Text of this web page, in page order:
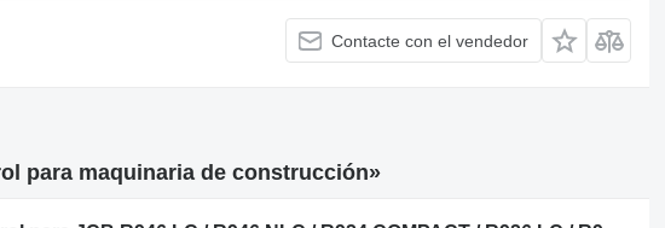
Contacte con el vendedor
para maquinaria de construcción»